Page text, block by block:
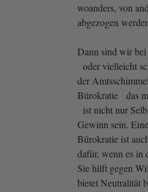
woanders, von
abgezogen
Dann sind wir
oder vielleicht
der
Bürokratie das
ist nicht nur
Gewinn sein.
Bürokratie ist
dafür, wenn es in
Sie hilft gegen
bietet Neutralität